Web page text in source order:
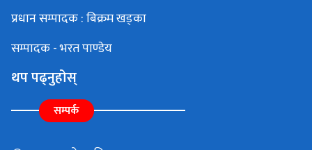
प्रधान सम्पादक : बिक्रम खड्का
सम्पादक - भरत पाण्डेय
थप पढ्नुहोस्
सम्पर्क